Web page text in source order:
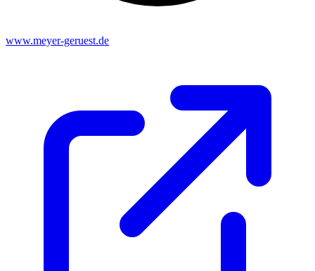
www.meyer-geruest.de